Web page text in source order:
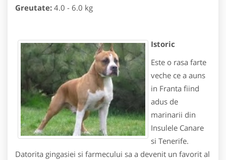
Greutate: 4.0 - 6.0 kg
Istoric
Este o rasa farte
veche ce a auns
in Franta fiind
adus de
marinarii din
Insulele Canare
si Tenerife.
Datorita gingasiei si farmecului sa a devenit un favorit al